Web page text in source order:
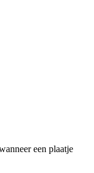
een plaatje